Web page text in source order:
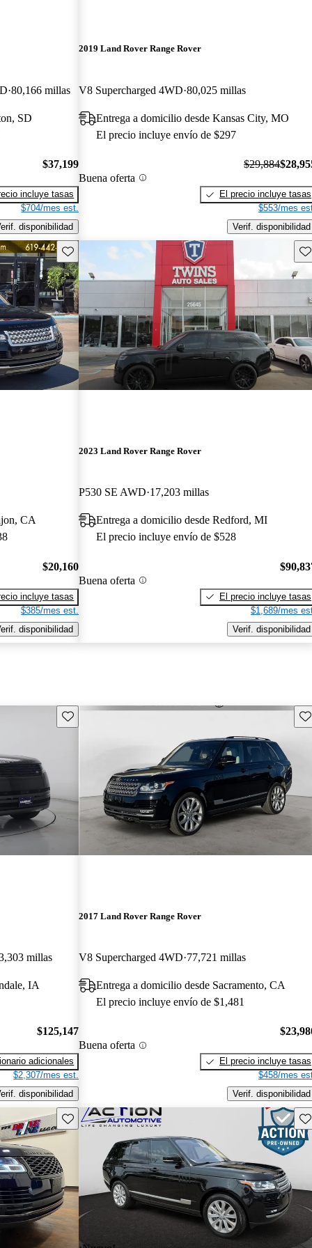
80,166 millas
SD
$37,199
incluye tasas
$704/mes est.
disponibilidad
2019 Land Rover Range Rover
V8 Supercharged 4WD 80,025 millas
Entrega a domicilio desde Kansas City, MO
El precio incluye envío de $297
Buena oferta
$29,884
El precio incluye tasas
$553/mes
Verif. disponibilidad
Guarda este Aviso
CA
$20,160
incluye tasas
$385/mes est.
disponibilidad
2023 Land Rover Range Rover
P530 SE AWD 17,203 millas
Entrega a domicilio desde Redford, MI
El precio incluye envío de $528
Buena oferta
El precio incluye tasas
$1,689/mes
Verif. disponibilidad
Guarda este Aviso
millas
IA
$125,147
adicionales
$2,307/mes est.
disponibilidad
2017 Land Rover Range Rover
V8 Supercharged 4WD 77,721 millas
Entrega a domicilio desde Sacramento, CA
El precio incluye envío de $1,481
Buena oferta
El precio incluye tasas
$458/mes
Verif. disponibilidad
Guarda este Aviso